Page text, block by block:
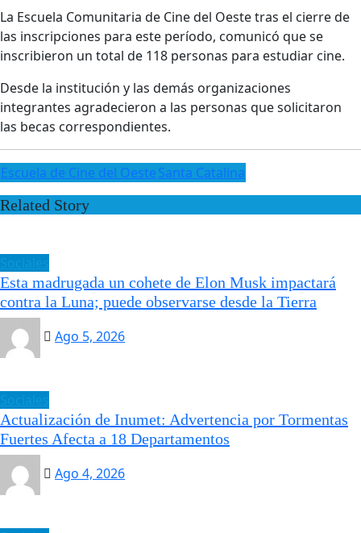
La Escuela Comunitaria de Cine del Oeste tras el cierre de
las inscripciones para este período, comunicó que se
inscribieron un total de 118 personas para estudiar cine.
Desde la institución y las demás organizaciones
integrantes agradecieron a las personas que solicitaron
las becas correspondientes.
Escuela de Cine del OesteSanta Catalina
Related Story
Esta madrugada un cohete de Elon Musk impactará
contra la Luna; puede observarse desde la Tierra
Ago 5, 2026
Actualización de Inumet: Advertencia por Tormentas
Fuertes Afecta a 18 Departamentos
Ago 4, 2026